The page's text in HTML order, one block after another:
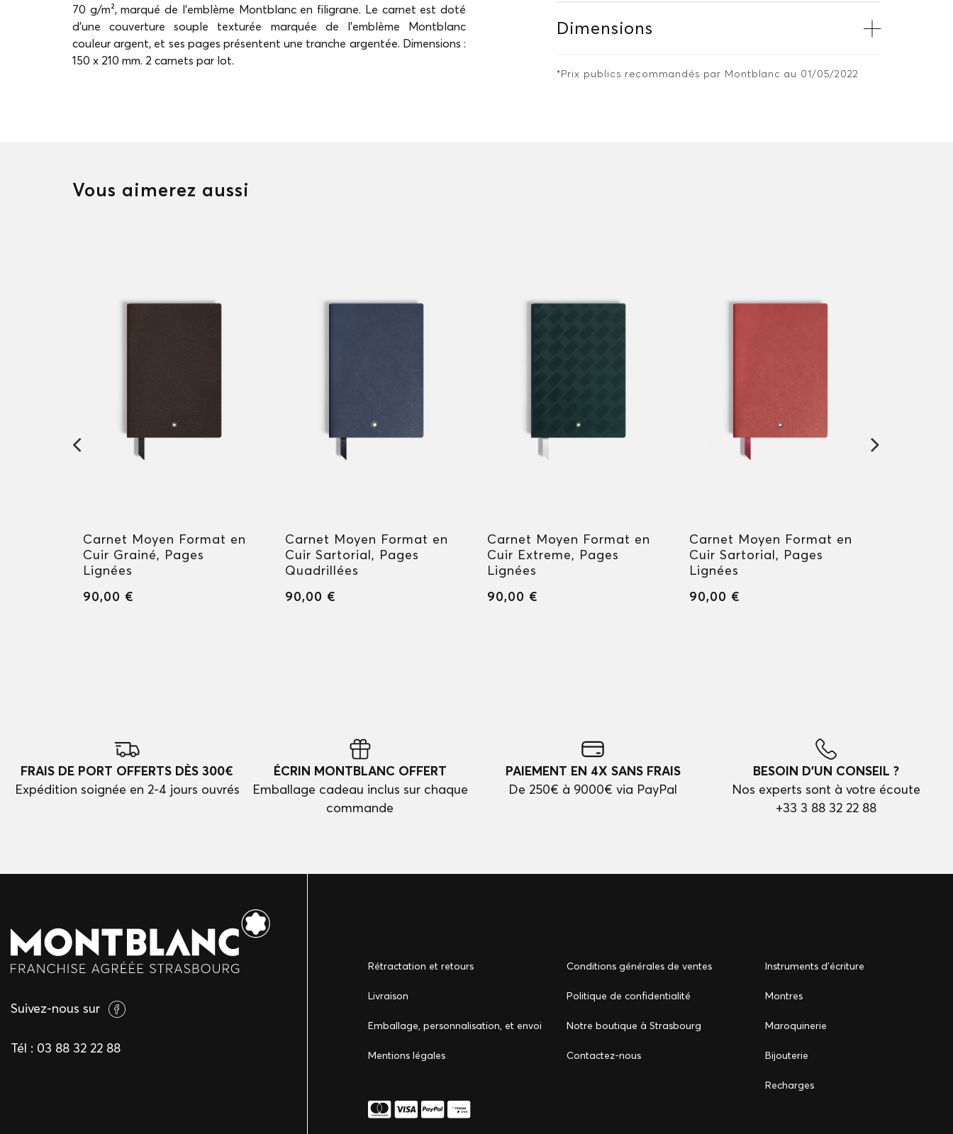
70 g/m², marqué de l’emblème Montblanc en filigrane. Le carnet est doté
d’une couverture souple texturée marquée de l’emblème Montblanc
couleur argent, et ses pages présentent une tranche argentée. Dimensions :
150 x 210 mm. 2 carnets par lot.
Dimensions
*Prix publics recommandés par Montblanc au 01/05/2022
Vous aimerez aussi
Carnet Moyen Format en
Cuir Grainé, Pages
Lignées
90,00 €
Carnet Moyen Format en
Cuir Sartorial, Pages
Quadrillées
90,00 €
Carnet Moyen Format en
Cuir Extreme, Pages
Lignées
90,00 €
Carnet Moyen Format en
Cuir Sartorial, Pages
Lignées
90,00 €
FRAIS DE PORT OFFERTS DÈS 300€
Expédition soignée en 2-4 jours ouvrés
ÉCRIN MONTBLANC OFFERT
Emballage cadeau inclus sur chaque
commande
PAIEMENT EN 4X SANS FRAIS
De 250€ à 9000€ via PayPal
BESOIN D'UN CONSEIL ?
Nos experts sont à votre écoute
+33 3 88 32 22 88
Suivez-nous sur
Tél : 03 88 32 22 88
Rétractation et retours
Livraison
Emballage, personnalisation, et envoi
Mentions légales
Conditions générales de ventes
Politique de confidentialité
Notre boutique à Strasbourg
Сontactez-nous
Instruments d'écriture
Montres
Maroquinerie
Bijouterie
Recharges